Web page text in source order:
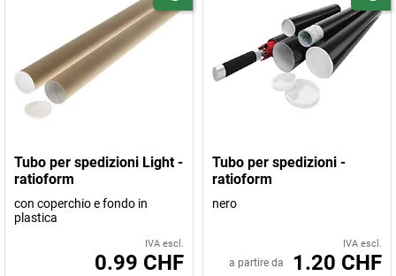
Tubo per spedizioni Light -
ratioform
con coperchio e fondo in
plastica
IVA escl.
0.99 CHF
Tubo per spedizioni -
ratioform
nero
IVA escl.
a partire da 1.20 CHF